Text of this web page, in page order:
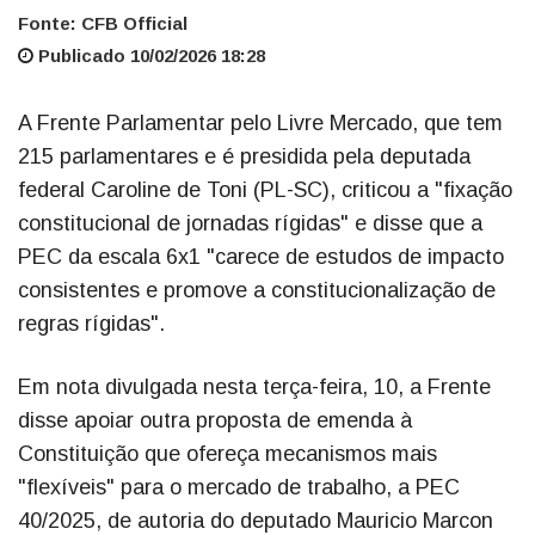
Fonte: CFB Official
Publicado 10/02/2026 18:28
A Frente Parlamentar pelo Livre Mercado, que tem
215 parlamentares e é presidida pela deputada
federal Caroline de Toni (PL-SC), criticou a "fixação
constitucional de jornadas rígidas" e disse que a
PEC da escala 6x1 "carece de estudos de impacto
consistentes e promove a constitucionalização de
regras rígidas".
Em nota divulgada nesta terça-feira, 10, a Frente
disse apoiar outra proposta de emenda à
Constituição que ofereça mecanismos mais
"flexíveis" para o mercado de trabalho, a PEC
40/2025, de autoria do deputado Mauricio Marcon